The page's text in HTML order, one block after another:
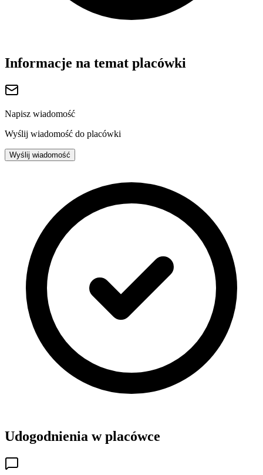
Informacje na temat placówki
Napisz wiadomość
Wyślij wiadomość do placówki
Wyślij wiadomość
Udogodnienia w placówce